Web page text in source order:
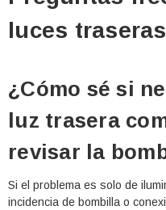
luces traseras
¿Cómo sé si
luz trasera
revisar la
Si el problema es solo de
incidencia de bombilla o